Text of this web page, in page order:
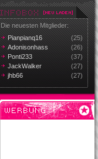
Die neuesten Mitglieder:
Pianpianq16
(25)
Adonisonhass
(26)
Ponti233
(37)
JackWalker
(27)
jhb66
(27)